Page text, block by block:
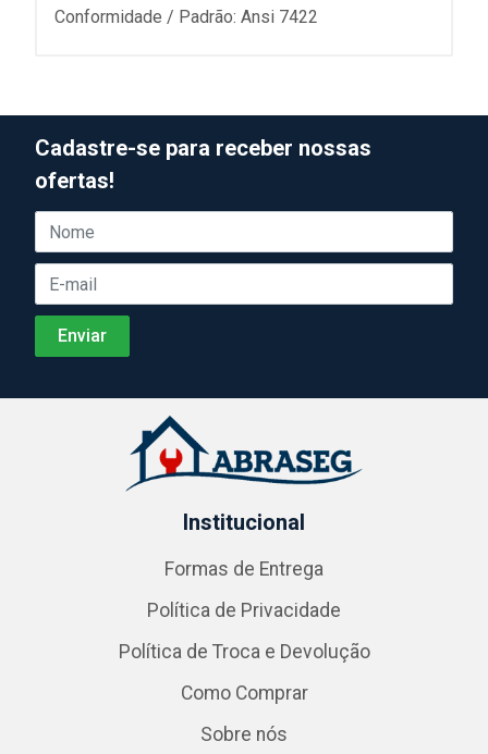
Conformidade / Padrão: Ansi 7422
Cadastre-se para receber nossas
ofertas!
Institucional
Formas de Entrega
Política de Privacidade
Política de Troca e Devolução
Como Comprar
Sobre nós